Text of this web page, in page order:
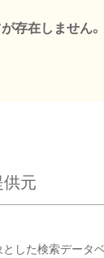
存在しません。
元
した検索データ